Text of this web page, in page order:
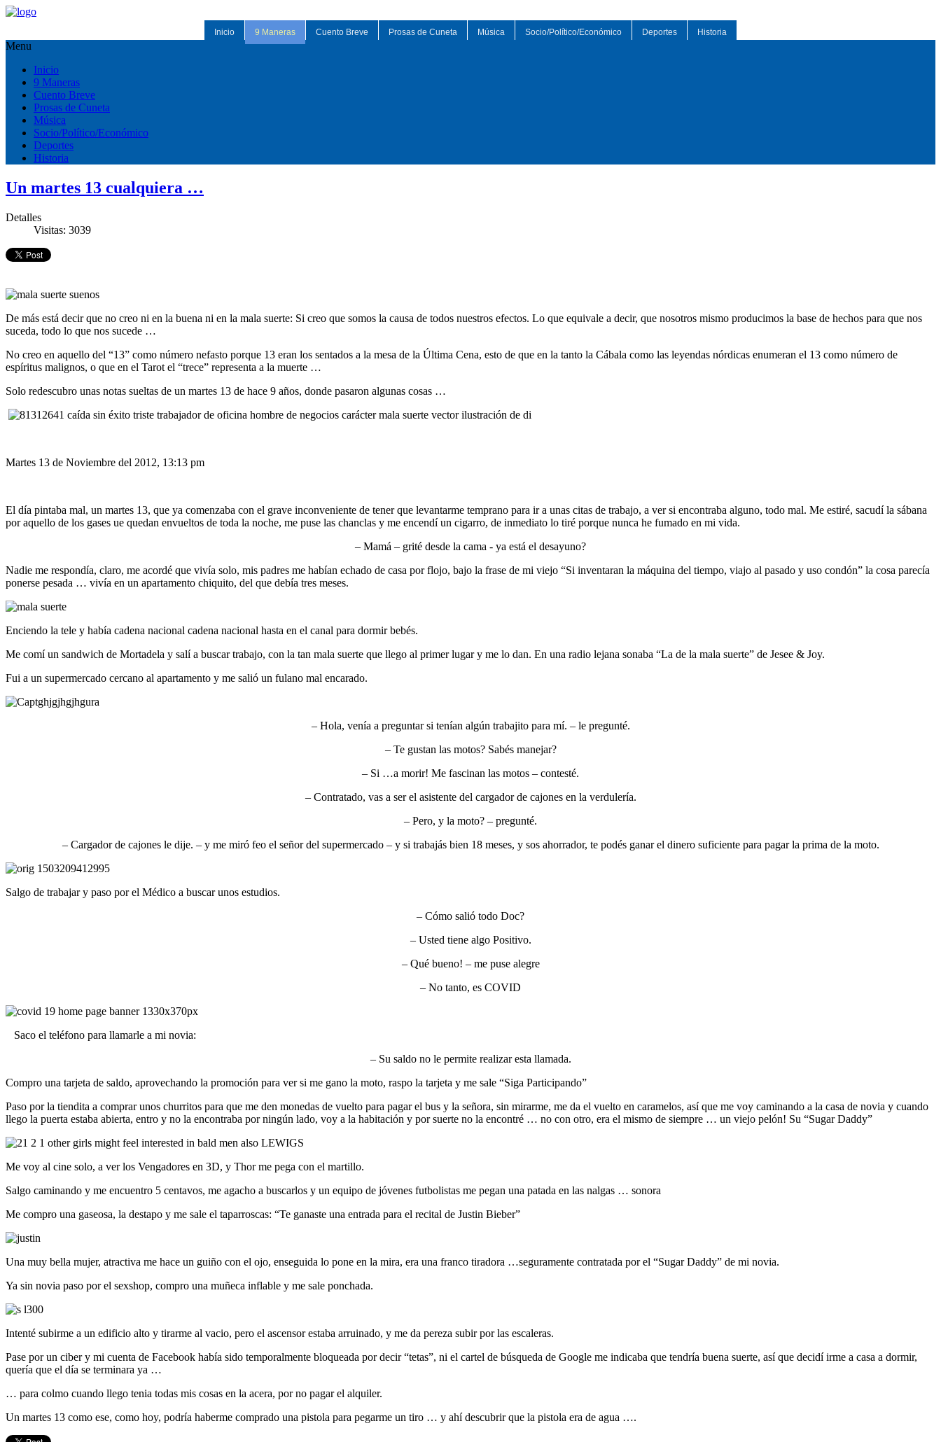
Inicio 9 Maneras Cuento Breve Prosas de Cuneta Música Socio/Político/Económico Deportes Historia
Menu
Inicio
9 Maneras
Cuento Breve
Prosas de Cuneta
Música
Socio/Político/Económico
Deportes
Historia
Un martes 13 cualquiera …
Detalles
Visitas: 3039
De más está decir que no creo ni en la buena ni en la mala suerte: Si creo que somos la causa de todos nuestros efectos. Lo que equivale a decir, que nosotros mismo producimos la base de hechos para que nos
suceda, todo lo que nos sucede …
No creo en aquello del “13” como número nefasto porque 13 eran los sentados a la mesa de la Última Cena, esto de que en la tanto la Cábala como las leyendas nórdicas enumeran el 13 como número de
espíritus malignos, o que en el Tarot el “trece” representa a la muerte …
Solo redescubro unas notas sueltas de un martes 13 de hace 9 años, donde pasaron algunas cosas …
Martes 13 de Noviembre del 2012, 13:13 pm
El día pintaba mal, un martes 13, que ya comenzaba con el grave inconveniente de tener que levantarme temprano para ir a unas citas de trabajo, a ver si encontraba alguno, todo mal. Me estiré, sacudí la sábana
por aquello de los gases ue quedan envueltos de toda la noche, me puse las chanclas y me encendí un cigarro, de inmediato lo tiré porque nunca he fumado en mi vida.
– Mamá – grité desde la cama - ya está el desayuno?
Nadie me respondía, claro, me acordé que vivía solo, mis padres me habían echado de casa por flojo, bajo la frase de mi viejo “Si inventaran la máquina del tiempo, viajo al pasado y uso condón” la cosa parecía
ponerse pesada … vivía en un apartamento chiquito, del que debía tres meses.
Enciendo la tele y había cadena nacional cadena nacional hasta en el canal para dormir bebés.
Me comí un sandwich de Mortadela y salí a buscar trabajo, con la tan mala suerte que llego al primer lugar y me lo dan. En una radio lejana sonaba “La de la mala suerte” de Jesee & Joy.
Fui a un supermercado cercano al apartamento y me salió un fulano mal encarado.
– Hola, venía a preguntar si tenían algún trabajito para mí. – le pregunté.
– Te gustan las motos? Sabés manejar?
– Si …a morir! Me fascinan las motos – contesté.
– Contratado, vas a ser el asistente del cargador de cajones en la verdulería.
– Pero, y la moto? – pregunté.
– Cargador de cajones le dije. – y me miró feo el señor del supermercado – y si trabajás bien 18 meses, y sos ahorrador, te podés ganar el dinero suficiente para pagar la prima de la moto.
Salgo de trabajar y paso por el Médico a buscar unos estudios.
– Cómo salió todo Doc?
– Usted tiene algo Positivo.
– Qué bueno! – me puse alegre
– No tanto, es COVID
Saco el teléfono para llamarle a mi novia:
– Su saldo no le permite realizar esta llamada.
Compro una tarjeta de saldo, aprovechando la promoción para ver si me gano la moto, raspo la tarjeta y me sale “Siga Participando”
Paso por la tiendita a comprar unos churritos para que me den monedas de vuelto para pagar el bus y la señora, sin mirarme, me da el vuelto en caramelos, así que me voy caminando a la casa de novia y cuando
llego la puerta estaba abierta, entro y no la encontraba por ningún lado, voy a la habitación y por suerte no la encontré … no con otro, era el mismo de siempre … un viejo pelón! Su “Sugar Daddy”
Me voy al cine solo, a ver los Vengadores en 3D, y Thor me pega con el martillo.
Salgo caminando y me encuentro 5 centavos, me agacho a buscarlos y un equipo de jóvenes futbolistas me pegan una patada en las nalgas … sonora
Me compro una gaseosa, la destapo y me sale el taparroscas: “Te ganaste una entrada para el recital de Justin Bieber”
Una muy bella mujer, atractiva me hace un guiño con el ojo, enseguida lo pone en la mira, era una franco tiradora …seguramente contratada por el “Sugar Daddy” de mi novia.
Ya sin novia paso por el sexshop, compro una muñeca inflable y me sale ponchada.
Intenté subirme a un edificio alto y tirarme al vacio, pero el ascensor estaba arruinado, y me da pereza subir por las escaleras.
Pase por un ciber y mi cuenta de Facebook había sido temporalmente bloqueada por decir “tetas”, ni el cartel de búsqueda de Google me indicaba que tendría buena suerte, así que decidí irme a casa a dormir,
quería que el día se terminara ya …
… para colmo cuando llego tenia todas mis cosas en la acera, por no pagar el alquiler.
Un martes 13 como ese, como hoy, podría haberme comprado una pistola para pegarme un tiro … y ahí descubrir que la pistola era de agua ….